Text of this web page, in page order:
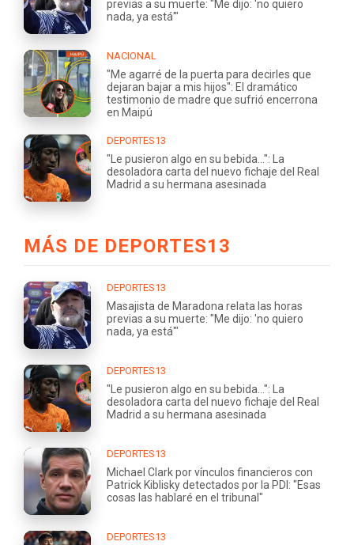
previas a su muerte: "Me dijo: 'no quiero
nada, ya está'"
NACIONAL
"Me agarré de la puerta para decirles que
dejaran bajar a mis hijos": El dramático
testimonio de madre que sufrió encerrona
en Maipú
DEPORTES13
"Le pusieron algo en su bebida...": La
desoladora carta del nuevo fichaje del Real
Madrid a su hermana asesinada
MÁS DE DEPORTES13
DEPORTES13
Masajista de Maradona relata las horas
previas a su muerte: "Me dijo: 'no quiero
nada, ya está'"
DEPORTES13
"Le pusieron algo en su bebida...": La
desoladora carta del nuevo fichaje del Real
Madrid a su hermana asesinada
DEPORTES13
Michael Clark por vínculos financieros con
Patrick Kiblisky detectados por la PDI: "Esas
cosas las hablaré en el tribunal"
DEPORTES13